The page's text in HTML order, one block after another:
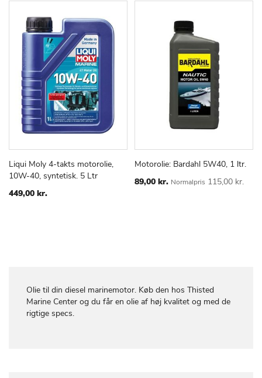
Olie til din diesel marinemotor. Køb den hos Thisted
Marine Center og du får en olie af høj kvalitet og med de
rigtige specs.
Læg i kurv
TILFØJ
TIL
SAMMENLIGN
Liqui Moly 4-takts motorolie,
10W-40, syntetisk. 5 Ltr
449,00 kr.
Læg i kurv
TILFØJ
TIL
Motorolie: Bardahl 5W40, 1 ltr.
Special
89,00 kr. Normalpris 115,00 kr.